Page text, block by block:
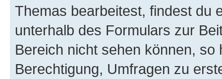
Themas bearbeitest, findest du
unterhalb des Formulars zur
Bereich nicht sehen können,
Berechtigung, Umfragen zu